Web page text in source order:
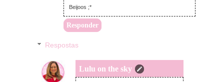
Beijoos ;*
Responder
Respostas
Lulu on the sky
segunda-feira, dezembro 16, 2019